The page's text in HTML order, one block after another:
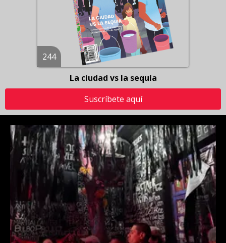
244
La ciudad vs la sequía
Suscríbete aquí